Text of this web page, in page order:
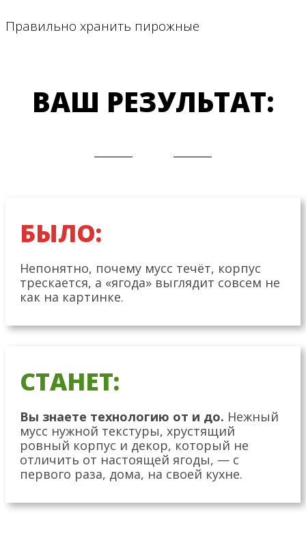
Правильно хранить пирожные
ВАШ РЕЗУЛЬТАТ:
БЫЛО:
Непонятно, почему мусс течёт, корпус
трескается, а «ягода» выглядит совсем не
как на картинке.
СТАНЕТ:
Вы знаете технологию от и до. Нежный
мусс нужной текстуры, хрустящий
ровный корпус и декор, который не
отличить от настоящей ягоды, — с
первого раза, дома, на своей кухне.